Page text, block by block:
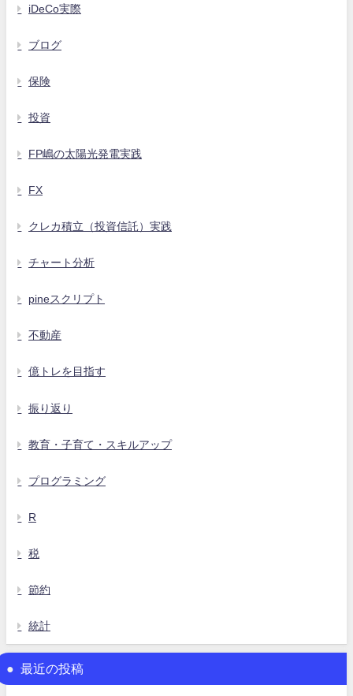
iDeCo実際
ブログ
保険
投資
FP嶋の太陽光発電実践
FX
クレカ積立（投資信託）実践
チャート分析
pineスクリプト
不動産
億トレを目指す
振り返り
教育・子育て・スキルアップ
プログラミング
R
税
節約
統計
最近の投稿